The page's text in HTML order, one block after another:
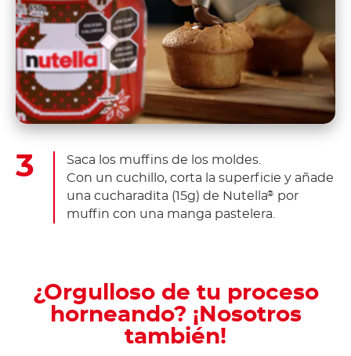
Saca los muffins de los moldes.
Con un cuchillo, corta la superficie y añade
una cucharadita (15g) de Nutella® por
muffin con una manga pastelera.
¿Orgulloso de tu proceso
horneando? ¡Nosotros
también!